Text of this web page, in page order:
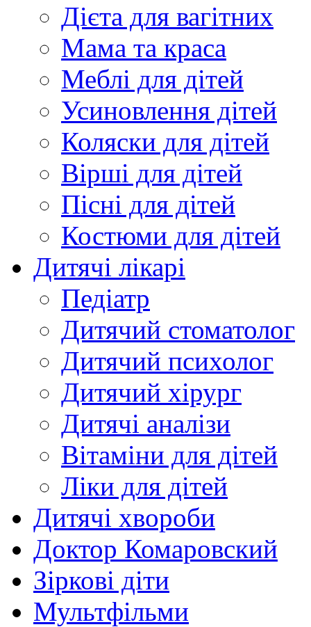
Дієта для вагітних
Мама та краса
Меблі для дітей
Усиновлення дітей
Коляски для дітей
Вірші для дітей
Пісні для дітей
Костюми для дітей
Дитячі лікарі
Педіатр
Дитячий стоматолог
Дитячий психолог
Дитячий хірург
Дитячі аналізи
Вітаміни для дітей
Ліки для дітей
Дитячі хвороби
Доктор Комаровский
Зіркові діти
Мультфільми